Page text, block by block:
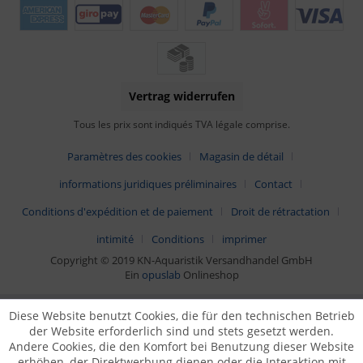
Vertrag widerrufen
Tous les prix sont indiqués TVA légale comprise.
Paramètres des cookies
Magasin de détail
informations juridiques préliminaires
Contact
Conditions d'expédition et de paiement
Droit de rétractation
intimité
Conditions
imprimer
Copyright © 2019 KN-Aquaristik Versandhandel GmbH
Ein opuslab Onlineshop
Diese Website benutzt Cookies, die für den technischen Betrieb
der Website erforderlich sind und stets gesetzt werden.
Andere Cookies, die den Komfort bei Benutzung dieser Website